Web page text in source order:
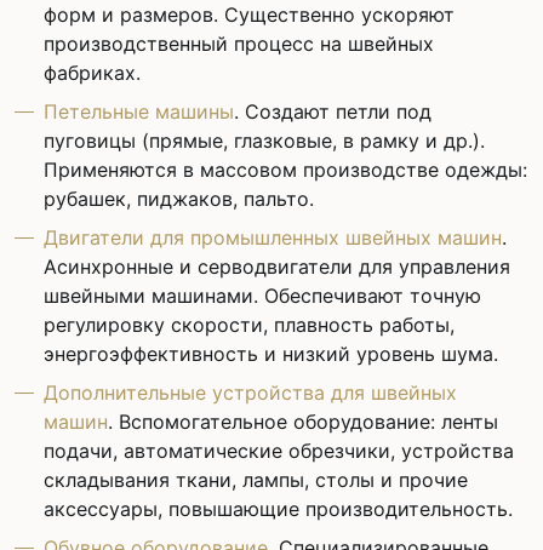
форм и размеров. Существенно ускоряют
производственный процесс на швейных
фабриках.
Петельные машины. Создают петли под
пуговицы (прямые, глазковые, в рамку и др.).
Применяются в массовом производстве одежды:
рубашек, пиджаков, пальто.
Двигатели для промышленных швейных машин.
Асинхронные и серводвигатели для управления
швейными машинами. Обеспечивают точную
регулировку скорости, плавность работы,
энергоэффективность и низкий уровень шума.
Дополнительные устройства для швейных
машин. Вспомогательное оборудование: ленты
подачи, автоматические обрезчики, устройства
складывания ткани, лампы, столы и прочие
аксессуары, повышающие производительность.